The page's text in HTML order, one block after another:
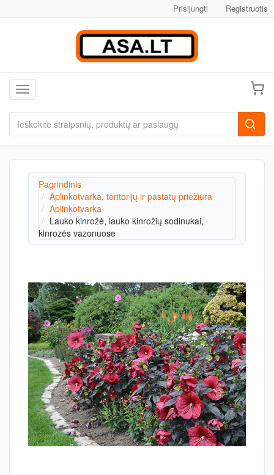
Prisijungti Registruotis
Toggle navigation
Pagrindinis
Aplinkotvarka, teritorijų ir pastatų priežiūra
Aplinkotvarka
Lauko kinrožė, lauko kinrožių sodinukai,
kinrozės vazonuose